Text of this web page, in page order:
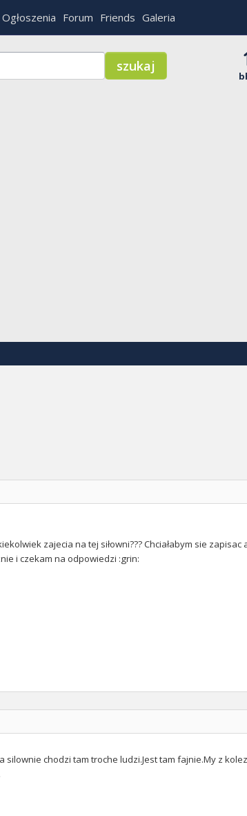
Ogłoszenia Forum Friends Galeria
zajecia na tej siłowni??? Chciałabym sie
i czekam na odpowiedzi :grin:
silownie chodzi tam troche ludzi.Jest tam fajnie.My z